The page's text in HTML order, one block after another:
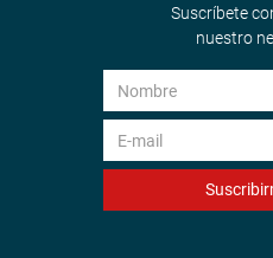
Suscríbete
nuestro